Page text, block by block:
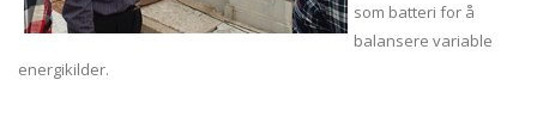
som batteri for å
balansere variable
energikilder.